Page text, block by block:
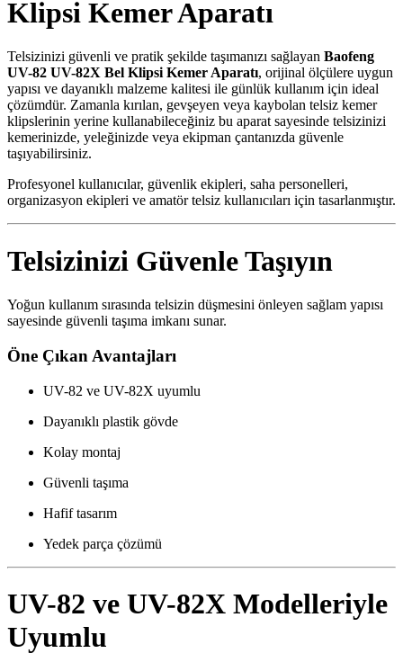
Klipsi Kemer Aparatı
Telsizinizi güvenli ve pratik şekilde taşımanızı sağlayan Baofeng
UV-82 UV-82X Bel Klipsi Kemer Aparatı, orijinal ölçülere uygun
yapısı ve dayanıklı malzeme kalitesi ile günlük kullanım için ideal
çözümdür. Zamanla kırılan, gevşeyen veya kaybolan telsiz kemer
klipslerinin yerine kullanabileceğiniz bu aparat sayesinde telsizinizi
kemerinizde, yeleğinizde veya ekipman çantanızda güvenle
taşıyabilirsiniz.
Profesyonel kullanıcılar, güvenlik ekipleri, saha personelleri,
organizasyon ekipleri ve amatör telsiz kullanıcıları için tasarlanmıştır.
Telsizinizi Güvenle Taşıyın
Yoğun kullanım sırasında telsizin düşmesini önleyen sağlam yapısı
sayesinde güvenli taşıma imkanı sunar.
Öne Çıkan Avantajları
UV-82 ve UV-82X uyumlu
Dayanıklı plastik gövde
Kolay montaj
Güvenli taşıma
Hafif tasarım
Yedek parça çözümü
UV-82 ve UV-82X Modelleriyle
Uyumlu